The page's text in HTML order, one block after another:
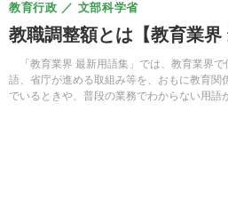
教職調整額とは【教育業界
「教育業界 最新用語集」では、教育業界で
語、省庁が進める取組み等を、おもに教育関
でいるときや、普段の業務でわからない用語
教育行政 文部科学省